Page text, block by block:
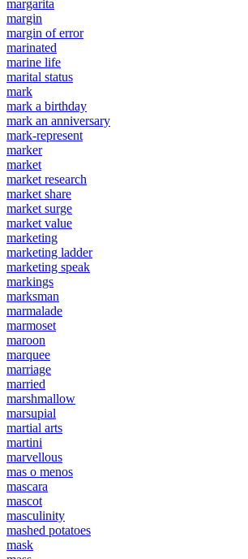
margarita
margin
margin of error
marinated
marine life
marital status
mark
mark a birthday
mark an anniversary
mark-represent
marker
market
market research
market share
market surge
market value
marketing
marketing ladder
marketing speak
markings
marksman
marmalade
marmoset
maroon
marquee
marriage
married
marshmallow
marsupial
martial arts
martini
marvellous
mas o menos
mascara
mascot
masculinity
mashed potatoes
mask